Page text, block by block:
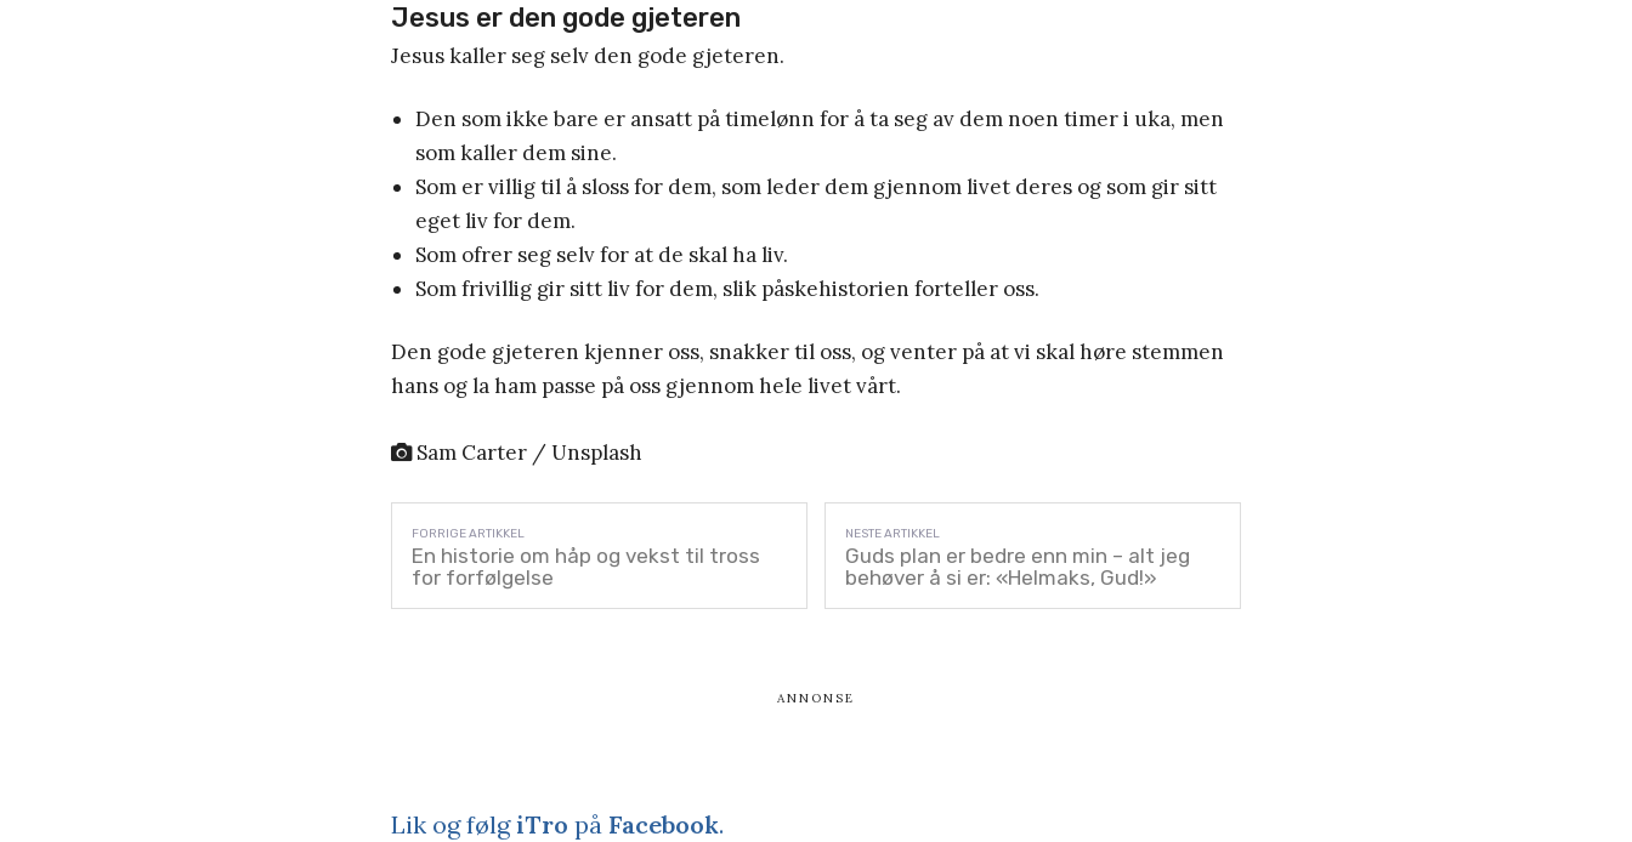
Jesus er den gode gjeteren
Jesus kaller seg selv den gode gjeteren.
Den som ikke bare er ansatt på timelønn for å ta seg av dem noen timer i uka, men
som kaller dem sine.
Som er villig til å sloss for dem, som leder dem gjennom livet deres og som gir sitt
eget liv for dem.
Som ofrer seg selv for at de skal ha liv.
Som frivillig gir sitt liv for dem, slik påskehistorien forteller oss.
Den gode gjeteren kjenner oss, snakker til oss, og venter på at vi skal høre stemmen
hans og la ham passe på oss gjennom hele livet vårt.
Sam Carter / Unsplash
En historie om håp og vekst til tross
for forfølgelse
Guds plan er bedre enn min – alt jeg
behøver å si er: «Helmaks, Gud!»
Lik og følgiTro på Facebook.